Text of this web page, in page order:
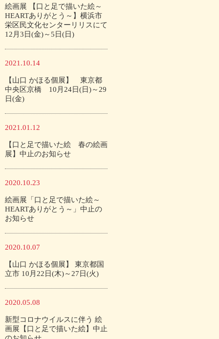
絵画展 【口と足で描いた絵～
HEARTありがとう～】横浜市
栄区民文化センターリリスにて
12月3日(金)～5日(日)
2021.10.14
【山口 かほる個展】 東京都
中央区京橋 10月24日(日)～29
日(金)
2021.01.12
【口と足で描いた絵 春の絵画
展】中止のお知らせ
2020.10.23
絵画展「口と足で描いた絵～
HEARTありがとう～」中止の
お知らせ
2020.10.07
【山口 かほる個展】 東京都国
立市 10月22日(木)～27日(火)
2020.05.08
新型コロナウイルスに伴う 絵
画展【口と足で描いた絵】中止